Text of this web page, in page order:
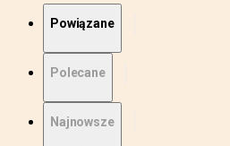
Powiązane
Polecane
Najnowsze